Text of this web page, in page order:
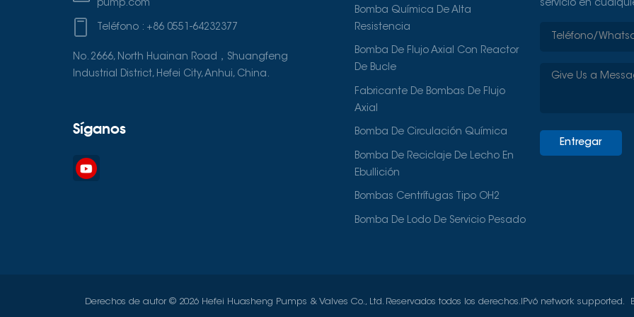
pump.com
Teléfono : +86 0551-64232377
No. 2666, North Huainan Road，Shuangfeng
Industrial District, Hefei City, Anhui, China.
Síganos
Bomba Química De Alta
Resistencia
Bomba De Flujo Axial Con Reactor
De Bucle
Fabricante De Bombas De Flujo
Axial
Bomba De Circulación Química
Bomba De Reciclaje De Lecho En
Ebullición
Bombas Centrífugas Tipo OH2
Bomba De Lodo De Servicio Pesado
servicio en
Entregar
Derechos de autor © 2026 Hefei Huasheng Pumps & Valves Co., Ltd. Reservados todos los derechos. IPv6 network supported.